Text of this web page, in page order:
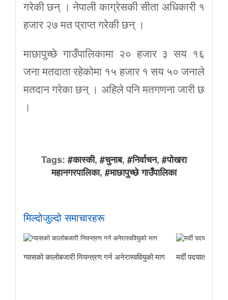
गरेकी छन् । नेपाली काग्रेसकी सीता अधिकारी १
हजार २७ मत प्राप्त गरेकी छन् ।
माछापुच्छे गाउँपालिकामा २० हजार ३ सय १६
जना मतदाता रहेकोमा १५ हजार १ सय ५० जनाले
मतदान गरेका छन् । अहिले पनि मतगणना जारी छ
।
Tags: #कास्की, #चुनाब, #निर्वाचन, #पोखरा
महानगरपालिका, #माछापुच्छे गाउँपालिका
मिल्दोजुल्दो समाचारहरू
ग्यासको कालोबजारी नियन्त्रण गर्न अनेरास्ववियुको माग मर्दी